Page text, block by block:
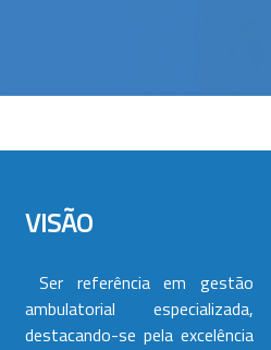
VISÃO
Ser referência em gestão
ambulatorial especializada,
destacando-se pela excelência